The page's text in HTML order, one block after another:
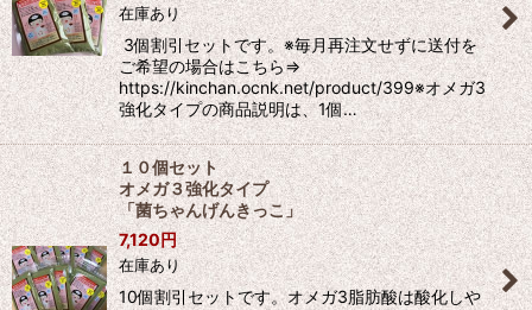
在庫あり
3個割引セットです。※毎月再注文せずに送付を
ご希望の場合はこちら⇒
https://kinchan.ocnk.net/product/399※オメガ3
強化タイプの商品説明は、1個…
１０個セット
オメガ３強化タイプ
「菌ちゃんげんきっこ」
7,120円
在庫あり
10個割引セットです。オメガ3脂肪酸は酸化しや